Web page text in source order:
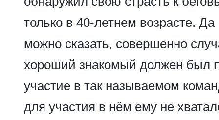
только в 40-летнем возрасте.
можно сказать, совершенно
хороший знакомый должен был
участие в так называемом
для участия в нём ему не